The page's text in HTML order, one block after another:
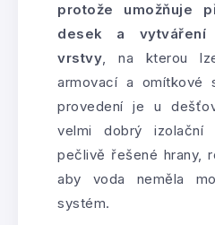
protože umožňuje
desek a vytváření
vrstvy, na kterou
armovací a omítkové
provedení je u
velmi dobrý izolační
pečlivě řešené hrany,
aby voda neměla
systém.